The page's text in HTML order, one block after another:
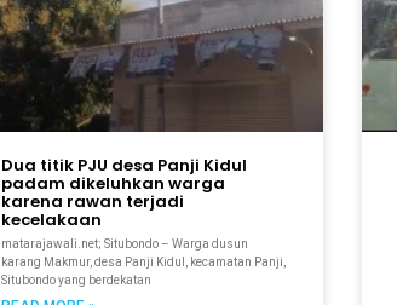
Dua titik PJU desa Panji Kidul
padam dikeluhkan warga
karena rawan terjadi
kecelakaan
matarajawali.net; Situbondo – Warga dusun
karang Makmur, desa Panji Kidul, kecamatan Panji,
Situbondo yang berdekatan